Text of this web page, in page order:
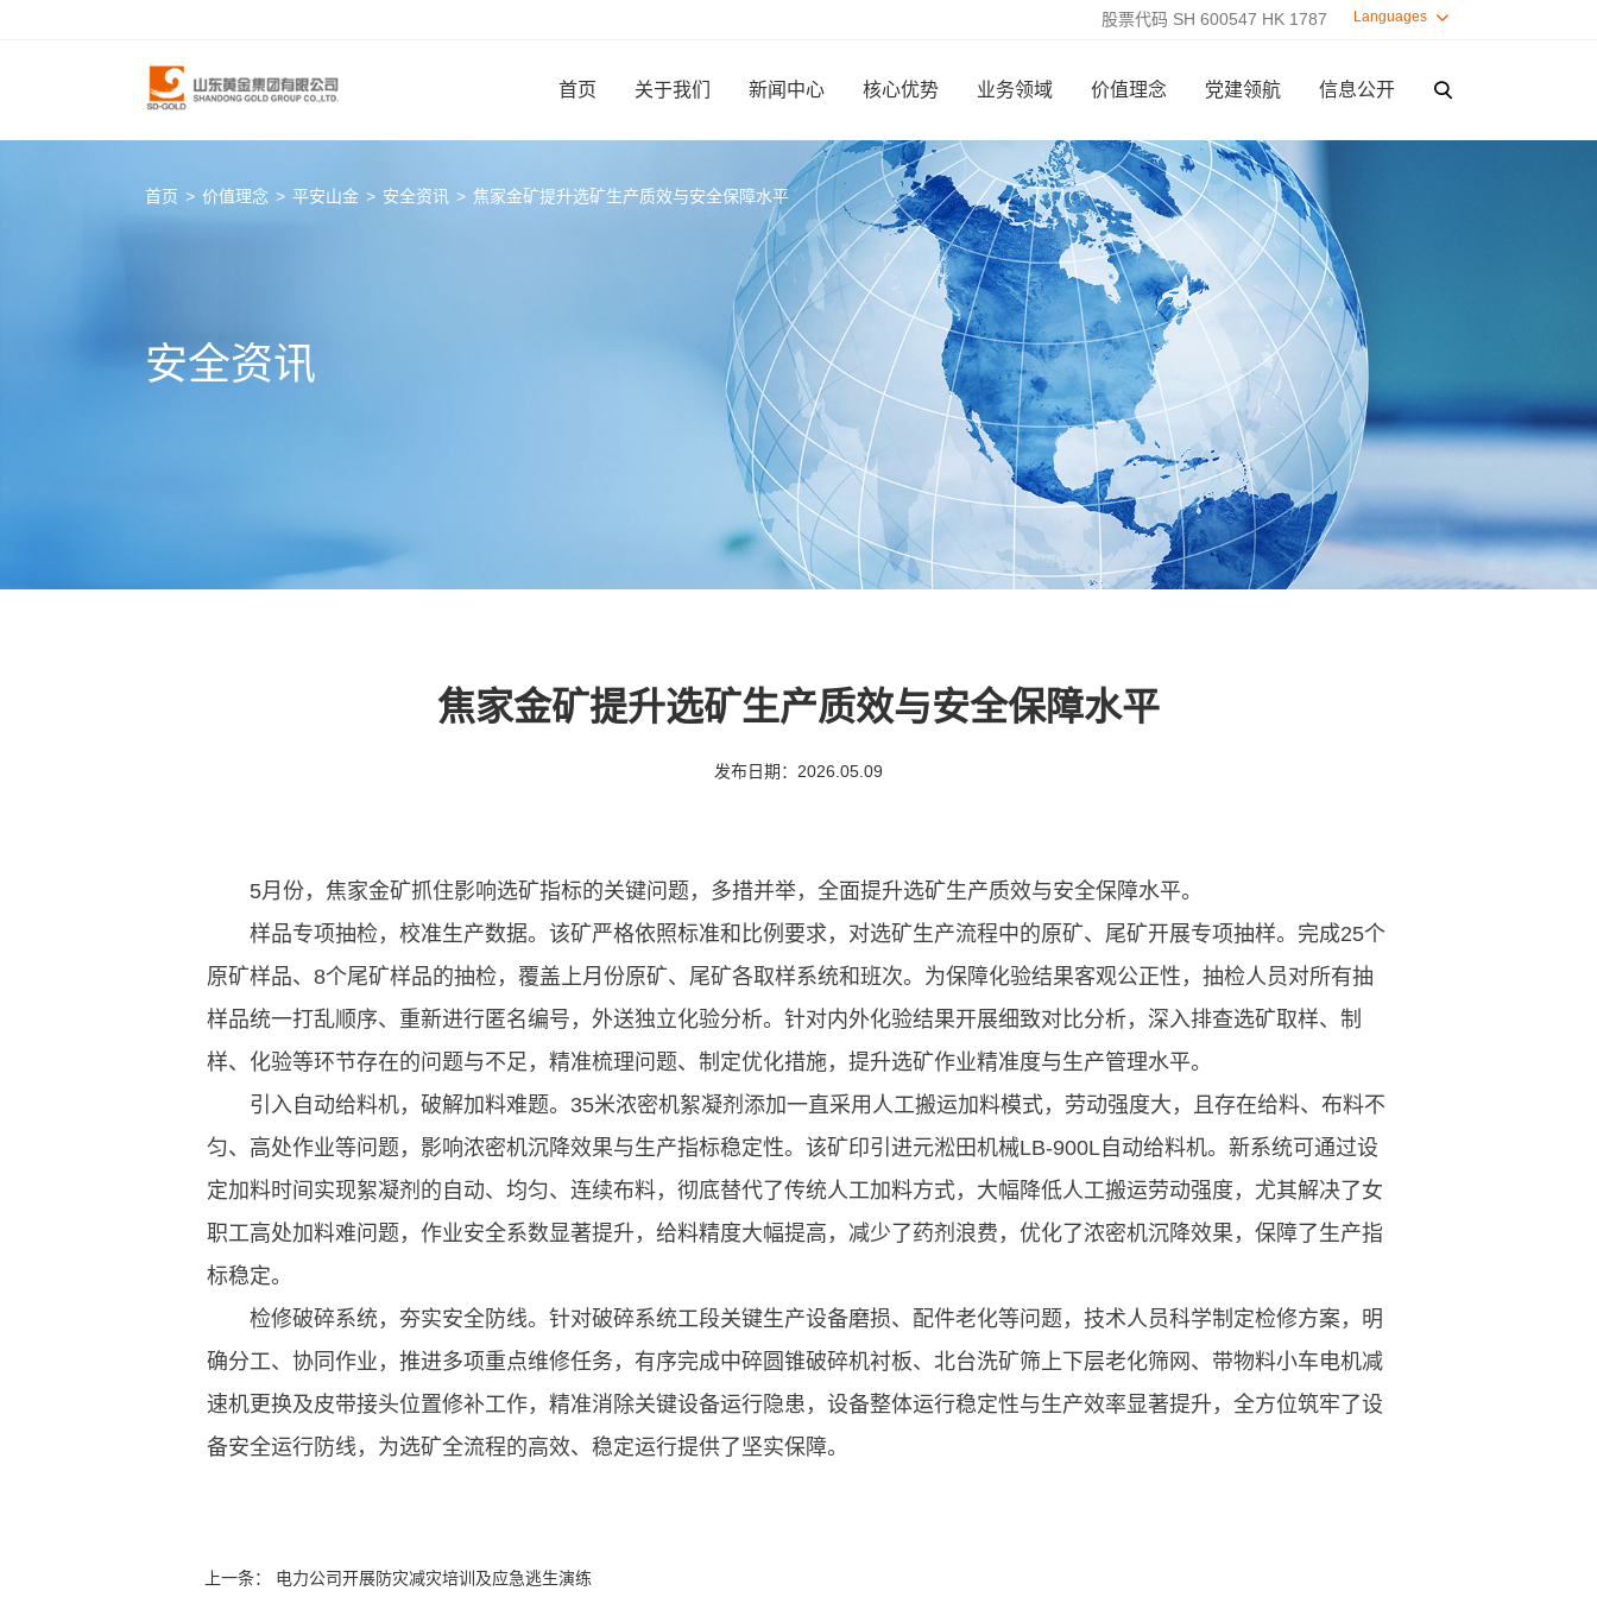
Languages 
股票代码 SH 600547 HK 1787

首页 关于我们 新闻中心 核心优势 业务领域 价值理念 党建领航 信息公开
首页 > 价值理念 > 平安山金 > 安全资讯 > 焦家金矿提升选矿生产质效与安全保障水平
安全资讯
焦家金矿提升选矿生产质效与安全保障水平
发布日期：2026.05.09
5月份，焦家金矿抓住影响选矿指标的关键问题，多措并举，全面提升选矿生产质效与安全保障水平。
样品专项抽检，校准生产数据。该矿严格依照标准和比例要求，对选矿生产流程中的原矿、尾矿开展专项抽样。完成25个
原矿样品、8个尾矿样品的抽检，覆盖上月份原矿、尾矿各取样系统和班次。为保障化验结果客观公正性，抽检人员对所有抽
样品统一打乱顺序、重新进行匿名编号，外送独立化验分析。针对内外化验结果开展细致对比分析，深入排查选矿取样、制
样、化验等环节存在的问题与不足，精准梳理问题、制定优化措施，提升选矿作业精准度与生产管理水平。
引入自动给料机，破解加料难题。35米浓密机絮凝剂添加一直采用人工搬运加料模式，劳动强度大，且存在给料、布料不
匀、高处作业等问题，影响浓密机沉降效果与生产指标稳定性。该矿印引进元淞田机械LB-900L自动给料机。新系统可通过设
定加料时间实现絮凝剂的自动、均匀、连续布料，彻底替代了传统人工加料方式，大幅降低人工搬运劳动强度，尤其解决了女
职工高处加料难问题，作业安全系数显著提升，给料精度大幅提高，减少了药剂浪费，优化了浓密机沉降效果，保障了生产指
标稳定。
检修破碎系统，夯实安全防线。针对破碎系统工段关键生产设备磨损、配件老化等问题，技术人员科学制定检修方案，明
确分工、协同作业，推进多项重点维修任务，有序完成中碎圆锥破碎机衬板、北台洗矿筛上下层老化筛网、带物料小车电机减
速机更换及皮带接头位置修补工作，精准消除关键设备运行隐患，设备整体运行稳定性与生产效率显著提升，全方位筑牢了设
备安全运行防线，为选矿全流程的高效、稳定运行提供了坚实保障。
上一条： 电力公司开展防灾减灾培训及应急逃生演练